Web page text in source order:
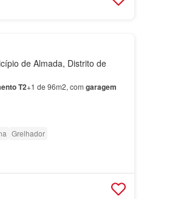
de Almada, Distrito de
T2+1 de 96m2, com garagem
Grelhador